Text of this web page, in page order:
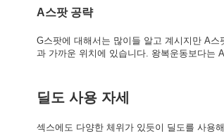
A스팟 공략
G스팟에 대해서는 많이들 알고 계시지만 A
과 가까운 위치에 있습니다. 왕복운동보다는
딜도 사용 자세
섹스에도 다양한 체위가 있듯이 딜도를 사용